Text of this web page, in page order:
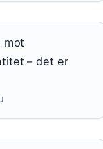
mot
– det er